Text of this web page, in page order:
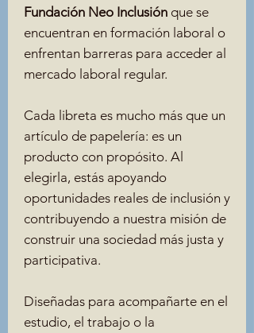
Fundación Neo Inclusión que se
encuentran en formación laboral o
enfrentan barreras para acceder al
mercado laboral regular.
Cada libreta es mucho más que un
artículo de papelería: es un
producto con propósito. Al
elegirla, estás apoyando
oportunidades reales de inclusión y
contribuyendo a nuestra misión de
construir una sociedad más justa y
participativa.
Diseñadas para acompañarte en el
estudio, el trabajo o la